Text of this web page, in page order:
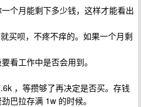
个月能剩下多少钱，这样才能看出
买呗，不疼不痒的。如果一个月剩
看工作中是否会用到。
，等攒够了再决定是否买。存钱
巴拉存满 1w 的时候。